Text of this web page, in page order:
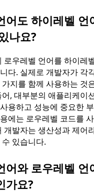
어도 하이레벨 언
나요?
로우레벨 언어를 하이레
다. 실제로 개발자가 각
지를 함께 사용하는 것
, 대부분의 애플리케이
용하고 성능에 중요한
에는 로우레벨 코드를
개발자는 생산성과 제어
있습니다.
어와 로우레벨 언
가요?